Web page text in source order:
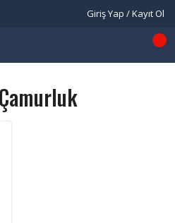
Giriş Yap / Kayıt Ol